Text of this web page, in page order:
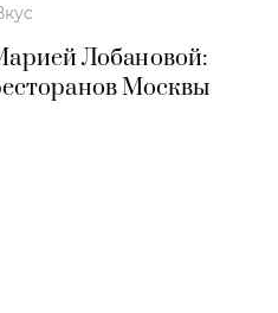
Лобановой:
Москвы